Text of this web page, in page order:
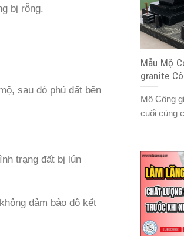
bị rỗng.
sau đó phủ đất bên
trạng đất bị lún
đảm bảo độ kết
Mẫu Mộ
granite
Mộ Công
cuối cùng